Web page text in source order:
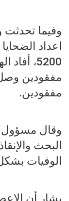
وفيما
اعداد
5200،
مفقودين.
وقال مسؤول
البحث
الوفيات
يشار أن